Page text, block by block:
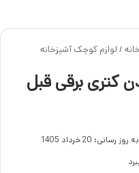
/ لوازم کوچک آشپزخانه
کتری برقی قبل
رسانی: 20 خرداد 1405